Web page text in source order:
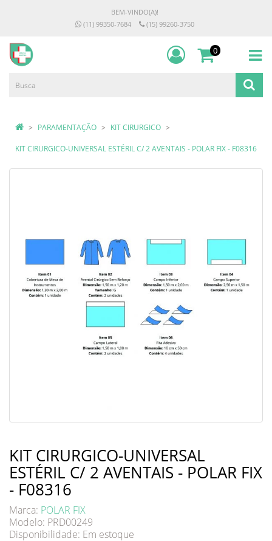
BEM-VINDO(A)!
(11) 99350-7684
(15) 99260-3750
0
PARAMENTAÇÃO KIT CIRURGICO
KIT CIRURGICO-UNIVERSAL ESTÉRIL C/ 2 AVENTAIS - POLAR FIX - F08316
KIT CIRURGICO-UNIVERSAL
ESTÉRIL C/ 2 AVENTAIS - POLAR FIX
- F08316
Marca: POLAR FIX
Modelo: PRD00249
Disponibilidade: Em estoque